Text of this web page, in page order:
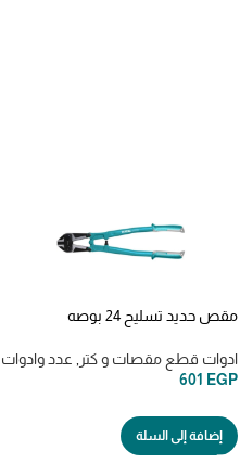
مقص حديد تسليح 24 بوصه
ادوات قطع مقصات و كتر
عدد
601 EGP
إضافة إلى السلة